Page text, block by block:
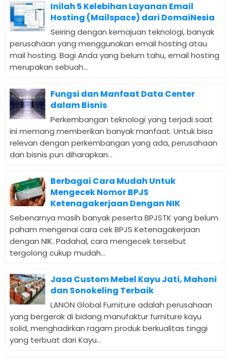
Inilah 5 Kelebihan Layanan Email
Hosting (Mailspace) dari DomaiNesia
Seiring dengan kemajuan teknologi, banyak
perusahaan yang menggunakan email hosting atau
mail hosting. Bagi Anda yang belum tahu, email hosting
merupakan sebuah...
Fungsi dan Manfaat Data Center
dalam Bisnis
Perkembangan teknologi yang terjadi saat
ini memang memberikan banyak manfaat. Untuk bisa
relevan dengan perkembangan yang ada, perusahaan
dan bisnis pun diharapkan...
Berbagai Cara Mudah Untuk
Mengecek Nomor BPJS
Ketenagakerjaan Dengan NIK
Sebenarnya masih banyak peserta BPJSTK yang belum
paham mengenai cara cek BPJS Ketenagakerjaan
dengan NIK. Padahal, cara mengecek tersebut
tergolong cukup mudah...
Jasa Custom Mebel Kayu Jati, Mahoni
dan Sonokeling Terbaik
LANON Global Furniture adalah perusahaan
yang bergerak di bidang manufaktur furniture kayu
solid, menghadirkan ragam produk berkualitas tinggi
yang terbuat dari Kayu...